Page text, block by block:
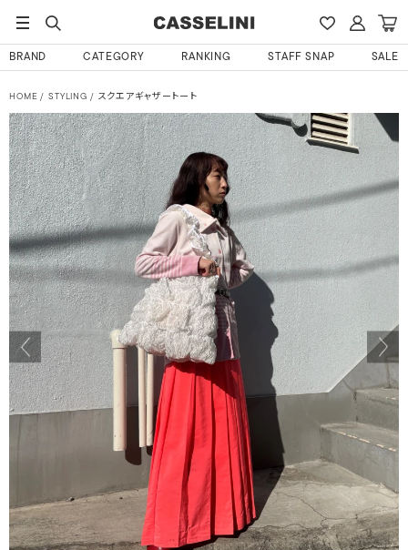
BRAND CATEGORY RANKING STAFF SNAP SALE
HOME STYLING スクエアギャザートート